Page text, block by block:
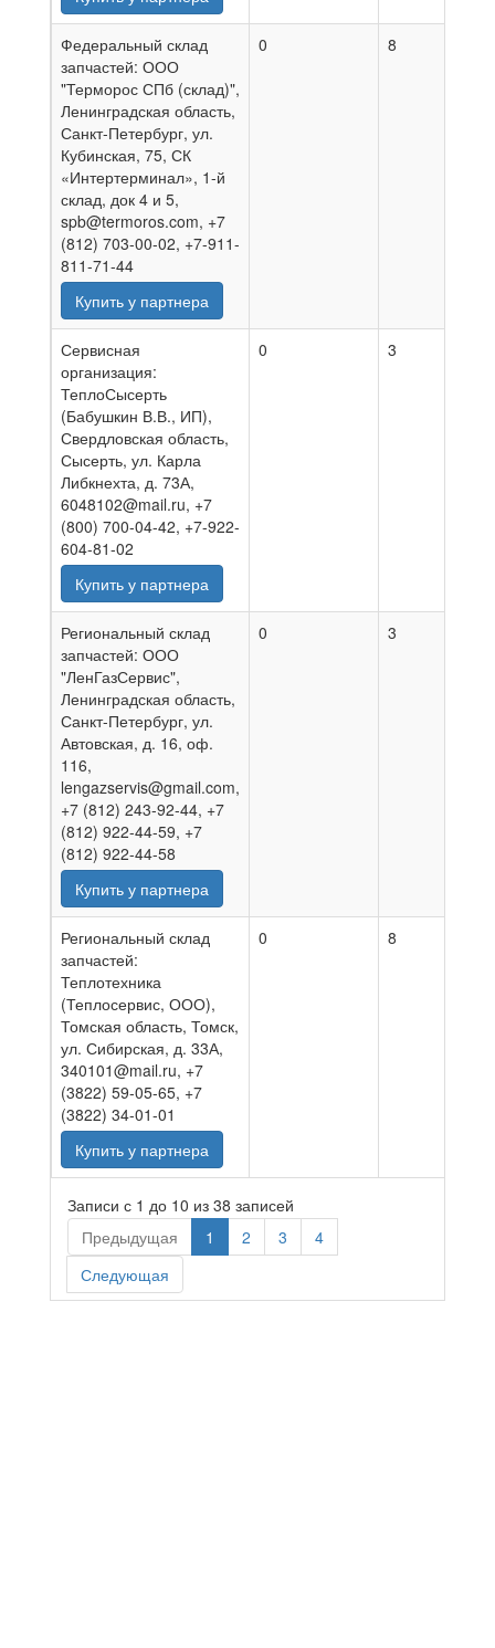
Федеральный склад
запчастей: ООО
"Терморос СПб (склад)",
Ленинградская область,
Санкт-Петербург, ул.
Кубинская, 75, СК
«Интертерминал», 1-й
склад, док 4 и 5,
spb@termoros.com, +7
(812) 703-00-02, +7-911-
811-71-44
Купить у партнера
0 8
Сервисная
организация:
ТеплоСысерть
(Бабушкин В.В., ИП),
Свердловская область,
Сысерть, ул. Карла
Либкнехта, д. 73А,
6048102@mail.ru, +7
(800) 700-04-42, +7-922-
604-81-02
Купить у партнера
0 3
Региональный склад
запчастей: ООО
"ЛенГазСервис",
Ленинградская область,
Санкт-Петербург, ул.
Автовская, д. 16, оф.
116,
lengazservis@gmail.com,
+7 (812) 243-92-44, +7
(812) 922-44-59, +7
(812) 922-44-58
Купить у партнера
0 3
Региональный склад
запчастей:
Теплотехника
(Теплосервис, ООО),
Томская область, Томск,
ул. Сибирская, д. 33А,
340101@mail.ru, +7
(3822) 59-05-65, +7
(3822) 34-01-01
Купить у партнера
0 8
Записи с 1 до 10 из 38 записей
Предыдущая
1 2 3
4
Следующая